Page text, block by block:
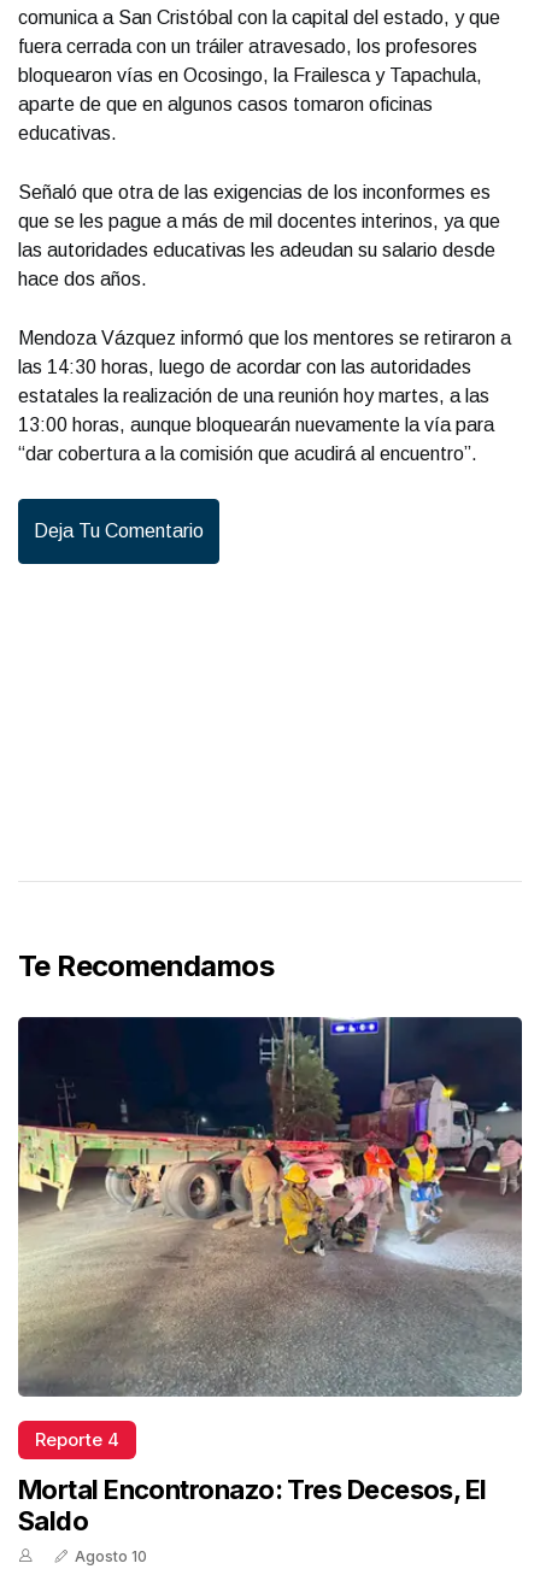
comunica a San Cristóbal con la capital del estado, y que
fuera cerrada con un tráiler atravesado, los profesores
bloquearon vías en Ocosingo, la Frailesca y Tapachula,
aparte de que en algunos casos tomaron oficinas
educativas.
Señaló que otra de las exigencias de los inconformes es
que se les pague a más de mil docentes interinos, ya que
las autoridades educativas les adeudan su salario desde
hace dos años.
Mendoza Vázquez informó que los mentores se retiraron a
las 14:30 horas, luego de acordar con las autoridades
estatales la realización de una reunión hoy martes, a las
13:00 horas, aunque bloquearán nuevamente la vía para
“dar cobertura a la comisión que acudirá al encuentro”.
Deja Tu Comentario
Te Recomendamos
Reporte 4
Mortal Encontronazo: Tres Decesos, El
Saldo
Agosto 10